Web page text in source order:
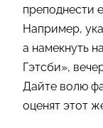
преподнести
Например,
а намекнуть
Гэтсби»,
Дайте волю
оценят этот